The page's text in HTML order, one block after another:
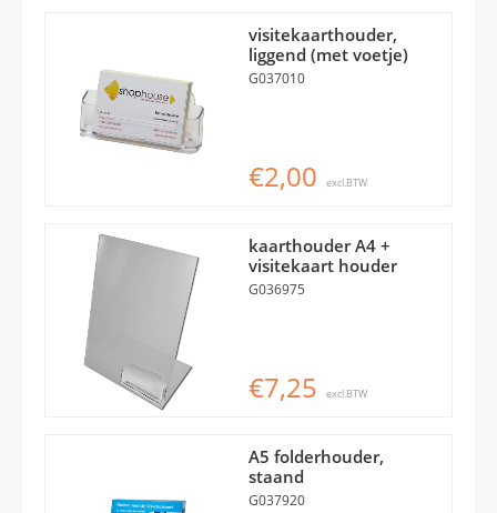
visitekaarthouder,
liggend (met voetje)
G037010
€2,00 excl.BTW
kaarthouder A4 +
visitekaart houder
G036975
€7,25 excl.BTW
A5 folderhouder,
staand
G037920